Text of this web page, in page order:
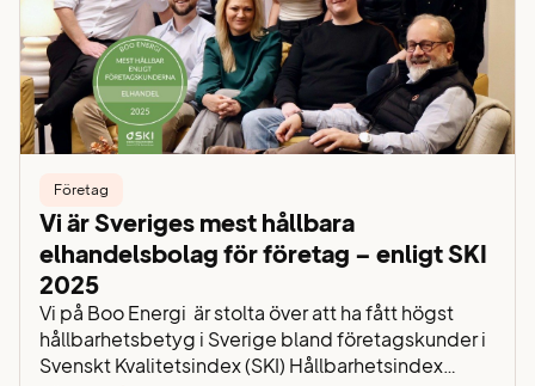
Företag
Vi är Sveriges mest hållbara
elhandelsbolag för företag – enligt SKI
2025
Vi på Boo Energi är stolta över att ha fått högst
hållbarhetsbetyg i Sverige bland företagskunder i
Svenskt Kvalitetsindex (SKI) Hållbarhetsindex